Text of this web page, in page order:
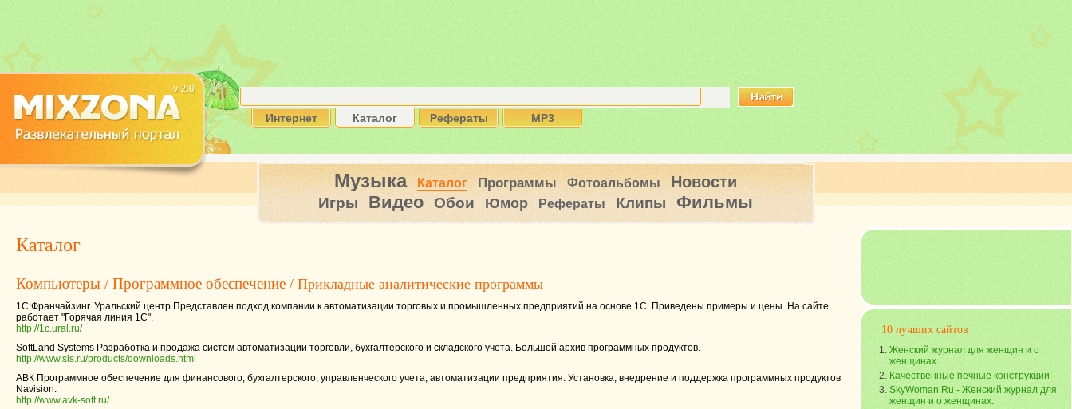
Интернет Каталог Рефераты MP3
Музыка Каталог Программы Фотоальбомы Новости
Игры Видео Обои Юмор Рефераты Клипы Фильмы
Каталог
Компьютеры / Программное обеспечение / Прикладные аналитические программы
1С:Франчайзинг. Уральский центр Представлен подход компании к автоматизации торговых и промышленных предприятий на основе 1С. Приведены примеры и цены. На сайте
работает "Горячая линия 1С".
http://1c.ural.ru/
SoftLand Systems Разработка и продажа систем автоматизации торговли, бухгалтерского и складского учета. Большой архив программных продуктов.
http://www.sls.ru/products/downloads.html
АВК Программное обеспечение для финансового, бухгалтерского, управленческого учета, автоматизации предприятия. Установка, внедрение и поддержка программных продуктов
Navision.
http://www.avk-soft.ru/
10 лучших сайтов
Женский журнал для женщин и о
женщинах.
Качественные печные конструкции
SkyWoman.Ru - Женский журнал для
женщин и о женщинах.